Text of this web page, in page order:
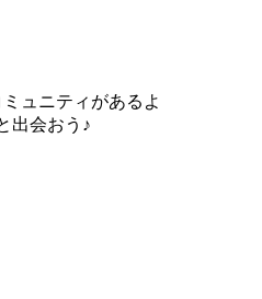
ュニティがあるよ
出会おう♪